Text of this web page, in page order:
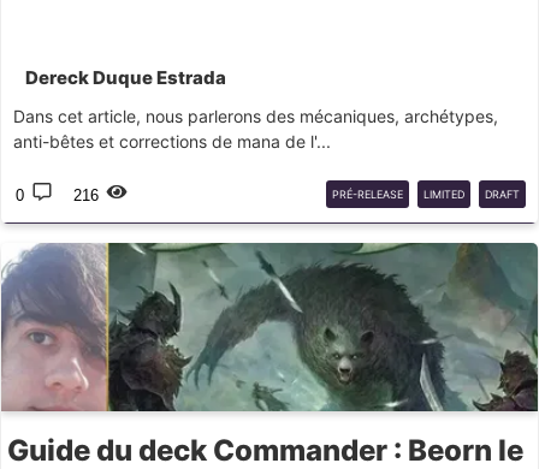
Dereck Duque Estrada
Dans cet article, nous parlerons des mécaniques, archétypes,
anti-bêtes et corrections de mana de l'...
0 216 PRÉ-RELEASE LIMITED DRAFT
Guide du deck Commander : Beorn le